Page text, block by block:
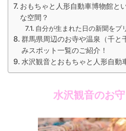
おもちゃと人形自動車博物館と
な空間？
自分が生まれた日の新聞をプ
群馬県周辺のお寺や温泉（千と
みスポット一覧のご紹介！
水沢観音とおもちゃと人形自動
水沢観音のお守